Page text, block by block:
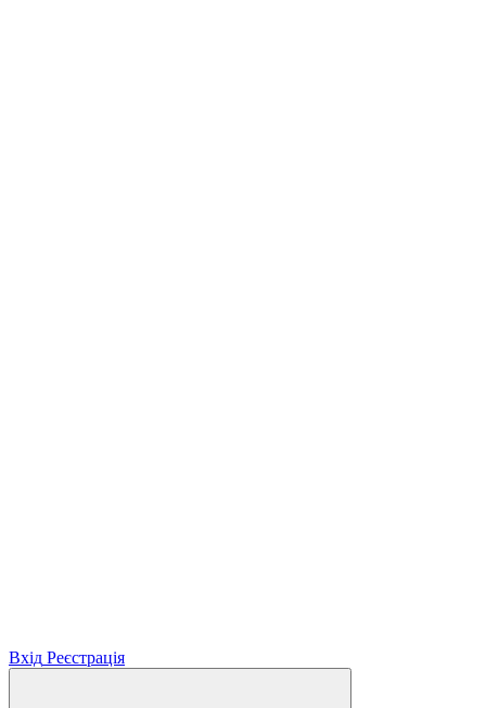
Вхід Реєстрація